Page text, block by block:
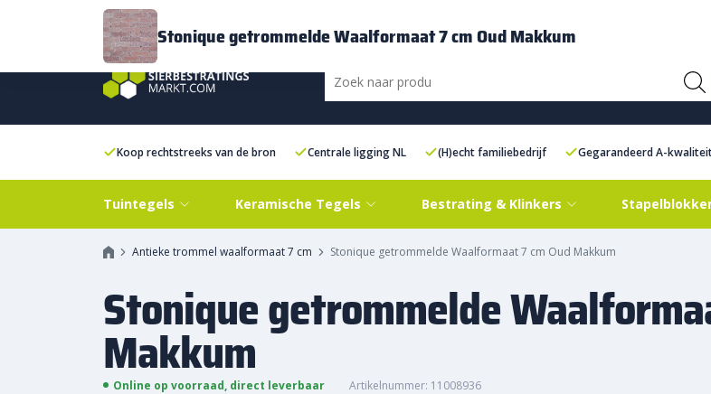
BezorgingFAQ
Koop rechtstreeks van de bron Centrale ligging NL (H)echt familiebedrijf Gegarandeerd A-
Tuintegels Keramische Tegels Bestrating & Klinkers
Antieke trommel waalformaat 7 cm Stonique getrommelde Waalformaat 7 cm Oud Makkum
Stonique getrommelde
Makkum
Online op voorraad, direct leverbaar Artikelnummer: 11008936
Stonique getrommelde Waalformaat 7 cm Oud Makkum